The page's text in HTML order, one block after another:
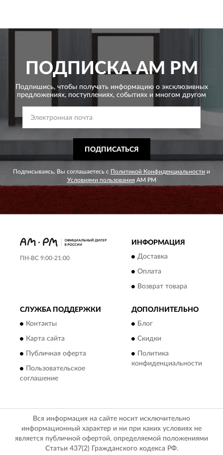
ПОДПИСКАAM PM
Подпишись, чтобы получать информацию о эксклюзивных
предложениях, поступлениях, событиях и многом другом
ПОДПИСАТЬСЯ
Подписываясь, Вы соглашаетесь с Политикой Конфиденциальности и
Условиями пользования AM PM
ПН-ВС 9:00-21:00
ИНФОРМАЦИЯ
Доставка
Оплата
Возврат товара
СЛУЖБА ПОДДЕРЖКИ
Контакты
Карта сайта
Публичная оферта
Пользовательское
соглашение
ДОПОЛНИТЕЛЬНО
Блог
Скидки
Политика
конфиденциальности
Вся информация на сайте носит исключительно
информационный характер и ни при каких условиях не
является публичной офертой, определяемой положениями
Статьи 437(2) Гражданского кодекса РФ.